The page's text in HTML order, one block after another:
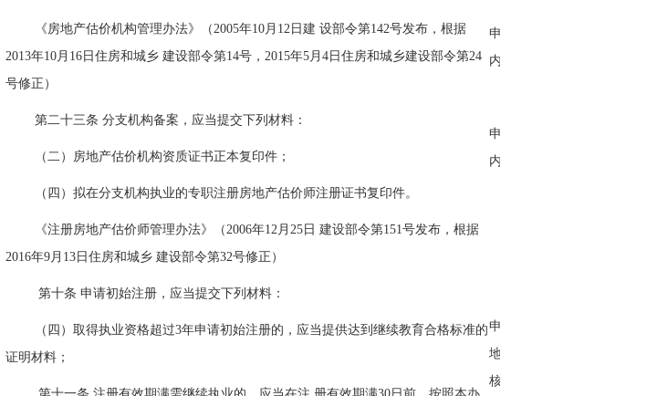
《房地产估价机构管理办法》（2005年10月12日建 设部令第142号发布，根据
2013年10月16日住房和城乡 建设部令第14号，2015年5月4日住房和城乡建设部令第24
号修正 ）
第二十三条 分支机构备案，应当提交下列材料：
（二）房地产估价机构资质证书正本复印件；
（四）拟在分支机构执业的专职注册房地产估价师注册证书复印件。
申请人不再提交，由主管部门
内部核查。
申请人不再提交，由主管部门
内部核查。
《注册房地产估价师管理办法》（2006年12月25日 建设部令第151号发布，根据
2016年9月13日住房和城乡 建设部令第32号修正）
第十条 申请初始注册，应当提交下列材料：
（四）取得执业资格超过3年申请初始注册的，应当提供达到继续教育合格标准的
证明材料；
申请人不再提交，通过全国房
地产估价行 业管理信息平台
核查。